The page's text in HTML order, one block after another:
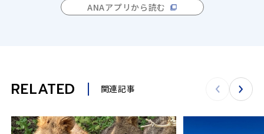
ANAアプリから読む
RELATED 関連記事